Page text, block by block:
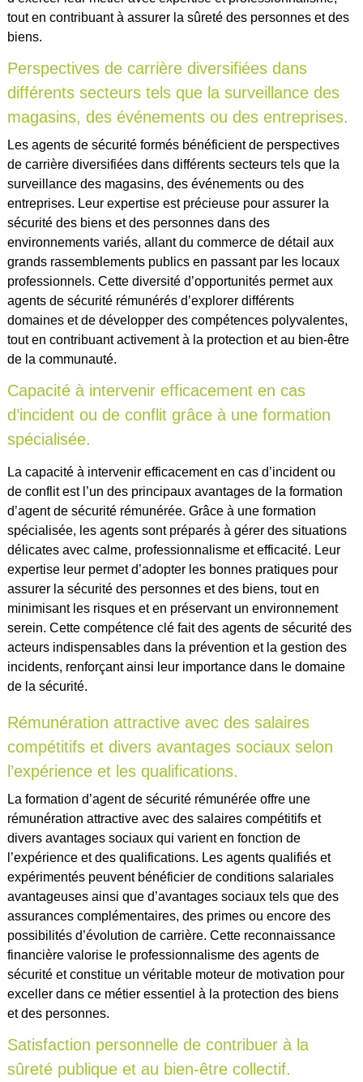
tout en contribuant à assurer la sûreté des personnes et des
biens.
Perspectives de carrière diversifiées dans
différents secteurs tels que la surveillance des
magasins, des événements ou des entreprises.
Les agents de sécurité formés bénéficient de perspectives
de carrière diversifiées dans différents secteurs tels que la
surveillance des magasins, des événements ou des
entreprises. Leur expertise est précieuse pour assurer la
sécurité des biens et des personnes dans des
environnements variés, allant du commerce de détail aux
grands rassemblements publics en passant par les locaux
professionnels. Cette diversité d’opportunités permet aux
agents de sécurité rémunérés d’explorer différents
domaines et de développer des compétences polyvalentes,
tout en contribuant activement à la protection et au bien-être
de la communauté.
Capacité à intervenir efficacement en cas
d’incident ou de conflit grâce à une formation
spécialisée.
La capacité à intervenir efficacement en cas d’incident ou
de conflit est l’un des principaux avantages de la formation
d’agent de sécurité rémunérée. Grâce à une formation
spécialisée, les agents sont préparés à gérer des situations
délicates avec calme, professionnalisme et efficacité. Leur
expertise leur permet d’adopter les bonnes pratiques pour
assurer la sécurité des personnes et des biens, tout en
minimisant les risques et en préservant un environnement
serein. Cette compétence clé fait des agents de sécurité des
acteurs indispensables dans la prévention et la gestion des
incidents, renforçant ainsi leur importance dans le domaine
de la sécurité.
Rémunération attractive avec des salaires
compétitifs et divers avantages sociaux selon
l’expérience et les qualifications.
La formation d’agent de sécurité rémunérée offre une
rémunération attractive avec des salaires compétitifs et
divers avantages sociaux qui varient en fonction de
l’expérience et des qualifications. Les agents qualifiés et
expérimentés peuvent bénéficier de conditions salariales
avantageuses ainsi que d’avantages sociaux tels que des
assurances complémentaires, des primes ou encore des
possibilités d’évolution de carrière. Cette reconnaissance
financière valorise le professionnalisme des agents de
sécurité et constitue un véritable moteur de motivation pour
exceller dans ce métier essentiel à la protection des biens
et des personnes.
Satisfaction personnelle de contribuer à la
sûreté publique et au bien-être collectif.